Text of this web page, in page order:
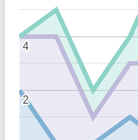
2
2
4
4